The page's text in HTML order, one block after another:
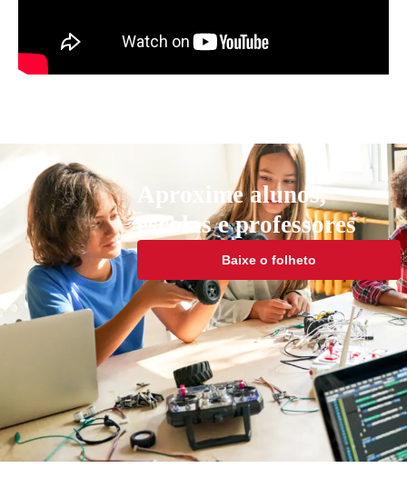
Aproxime alunos,
escolas e professores
Baixe o folheto